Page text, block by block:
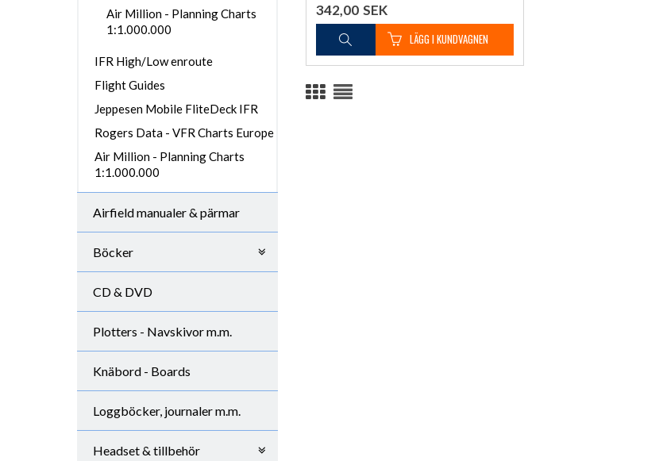
Air Million - Planning Charts
1:1.000.000
IFR High/Low enroute
Flight Guides
Jeppesen Mobile FliteDeck IFR
Rogers Data - VFR Charts Europe
Air Million - Planning Charts
1:1.000.000
Airfield manualer & pärmar
Böcker
CD & DVD
Plotters - Navskivor m.m.
Knäbord - Boards
Loggböcker, journaler m.m.
Headset & tillbehör
342,00 SEK